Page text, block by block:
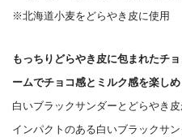
※北海道小麦をどらやき皮に使用
もっちりどらやき皮に包まれたチ
ームでチョコ感とミルク感を楽し
白いブラックサンダーとどらやき
インパクトのある白いブラックサ